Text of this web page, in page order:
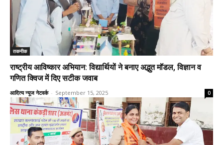
तकनीक
राष्ट्रीय आविष्कार अभियान: विद्यार्थियों ने बनाए अद्भुत मॉडल, विज्ञान व
गणित क्विज में दिए सटीक जवाब
आदित्य न्यूज नेटवर्क - September 15, 2025 0